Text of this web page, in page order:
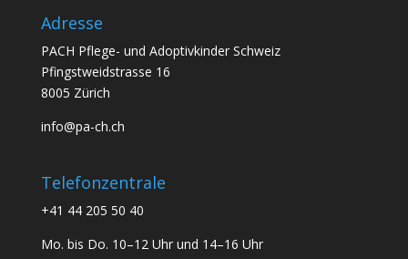
Adresse
PACH Pflege- und Adoptivkinder Schweiz
Pfingstweidstrasse 16
8005 Zürich
info@pa-ch.ch
Telefonzentrale
+41 44 205 50 40
Mo. bis Do. 10–12 Uhr und 14–16 Uhr